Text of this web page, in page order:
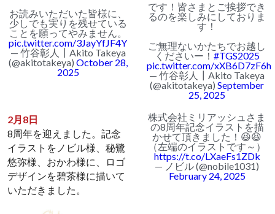
お読みいただいた皆様に、
少しでも実りを残せている
ことを願ってやみません。
pic.twitter.com/3JayYfJF4Y
— 竹谷彰人┃Akito Takeya
(@akitotakeya) October 28,
2025
です！皆さまとご挨拶でき
るのを楽しみにしておりま
す！
ご無理ないかたちでお越し
くださいー！ #TGS2025
pic.twitter.com/xXB6D7zF6h
— 竹谷彰人┃Akito Takeya
(@akitotakeya)September
25, 2025
2月8日
8周年を迎えました。記念
イラストをノビル様、秘鷺
悠弥様、おかわ様に、ロゴ
デザインを碧茶様に描いて
いただきました。
株式会社ミリアッシュさま
の8周年記念イラストを描
かせて頂きました！😆😆
（左端のイラストです～）
https://t.co/LXaeFs1ZDk
— ノビル (@nobile1031)
February 24, 2025